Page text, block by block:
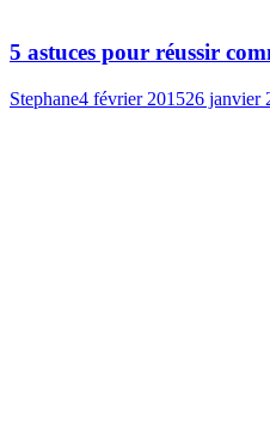
5 astuces pour réussir
Stephane4 février 201526 janvier